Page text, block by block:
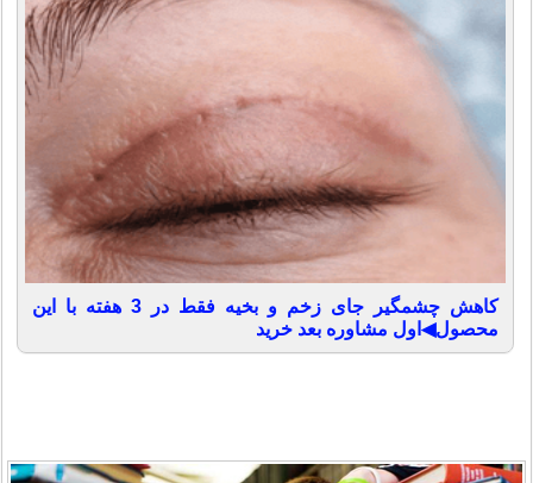
کاهش چشمگیر جای زخم و بخیه فقط در 3 هفته با این
محصول◀اول مشاوره بعد خرید